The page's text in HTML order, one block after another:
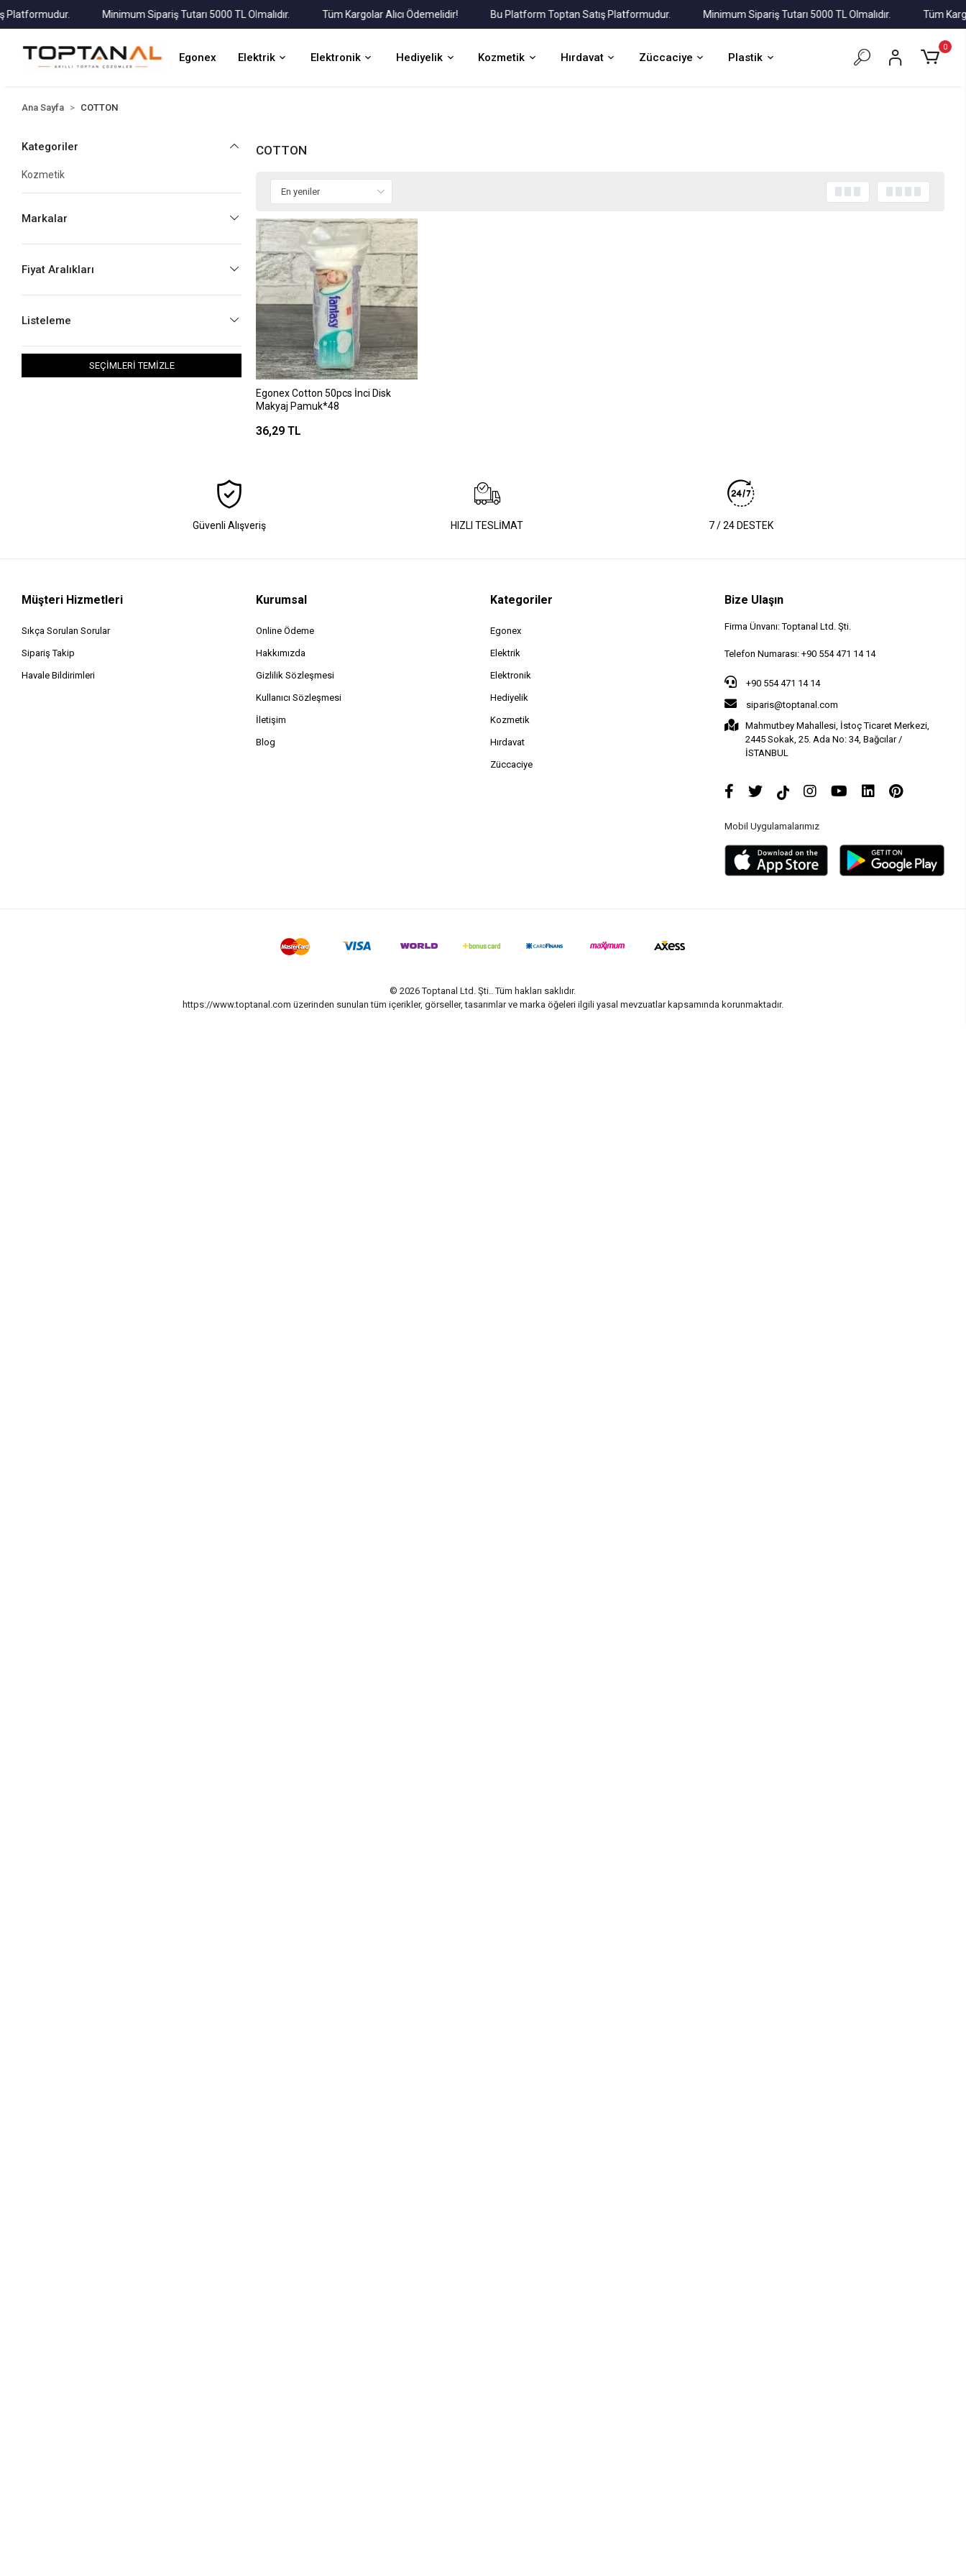
Minimum Sipariş Tutarı 5000 TL Olmalıdır. Tüm Kargolar Alıcı Ödemelidir! Bu Platform Toptan Satış Platformudur. Minimum Sipariş Tutarı 5000 TL Olmalıdır. Tüm Kargolar
Egonex Elektrik Elektronik Hediyelik Kozmetik Hırdavat Züccaciye Plastik
0
Ana Sayfa COTTON
Kategoriler
Kozmetik
Markalar
Fiyat Aralıkları
Listeleme
SEÇİMLERİ TEMİZLE
COTTON
Egonex Cotton 50pcs İnci Disk
Makyaj Pamuk*48
36,29 TL
Güvenli Alışveriş HIZLI TESLİMAT 7 / 24 DESTEK
Müşteri Hizmetleri
Sıkça Sorulan Sorular
Sipariş Takip
Havale Bildirimleri
Kurumsal
Online Ödeme
Hakkımızda
Gizlilik Sözleşmesi
Kullanıcı Sözleşmesi
İletişim
Blog
Kategoriler
Egonex
Elektrik
Elektronik
Hediyelik
Kozmetik
Hırdavat
Züccaciye
Bize Ulaşın
Firma Ünvanı: Toptanal Ltd. Şti.
Telefon Numarası: +90 554 471 14 14
+90 554 471 14 14
siparis@toptanal.com
Mahmutbey Mahallesi, İstoç Ticaret Merkezi,
2445 Sokak, 25. Ada No: 34, Bağcılar /
İSTANBUL
Mobil Uygulamalarımız
© 2026 Toptanal Ltd. Şti.. Tüm hakları saklıdır.
https://www.toptanal.com üzerinden sunulan tüm içerikler, görseller, tasarımlar ve marka öğeleri ilgili yasal mevzuatlar kapsamında korunmaktadır.